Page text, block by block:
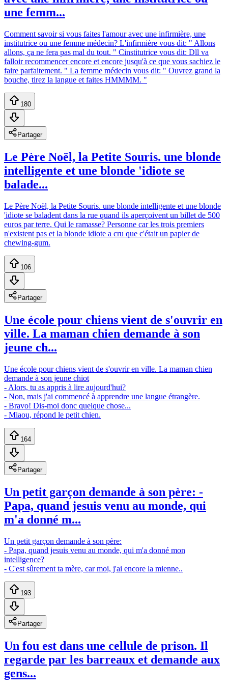
une femm...
Comment savoir si vous faites l'amour avec une infirmière, une
institutrice ou une femme médecin? L'infirmière vous dit: " Allons
allons, ça ne fera pas mal du tout. " Cinstitutrice vous dit: Dll va
falloir recommencer encore et encore jusqu'à ce que vous sachiez le
faire parfaitement. " La femme médecin vous dit: " Ouvrez grand la
bouche, tirez la langue et faites HMMMM. "
180
Partager
Le Père Noël, la Petite Souris. une blonde
intelligente et une blonde 'idiote se
balade...
Le Père Noël, la Petite Souris. une blonde intelligente et une blonde
'idiote se baladent dans la rue quand ils aperçoivent un billet de 500
euros par terre. Qui le ramasse? Personne car les trois premiers
n'existent pas et la blonde idiote a cru que c'était un papier de
chewing-gum.
106
Partager
Une école pour chiens vient de s'ouvrir en
ville. La maman chien demande à son
jeune ch...
Une école pour chiens vient de s'ouvrir en ville. La maman chien
demande à son jeune chiot
- Alors, tu as appris à lire aujourd'hui?
- Non, mais j'ai commencé à apprendre une langue étrangère.
- Bravo! Dis-moi donc quelque chose...
- Miaou, répond le petit chien.
164
Partager
Un petit garçon demande à son père: -
Papa, quand jesuis venu au monde, qui
m'a donné m...
Un petit garçon demande à son père:
- Papa, quand jesuis venu au monde, qui m'a donné mon
intelligence?
- C'est sûrement ta mère, car moi, j'ai encore la mienne..
193
Partager
Un fou est dans une cellule de prison. Il
regarde par les barreaux et demande aux
gens...